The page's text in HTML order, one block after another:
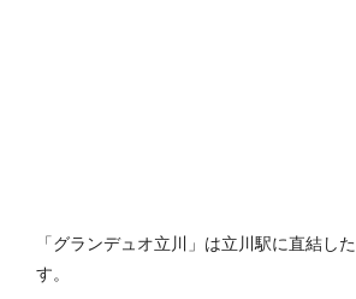
「グランデュオ立川」は立川駅に直結し
す。